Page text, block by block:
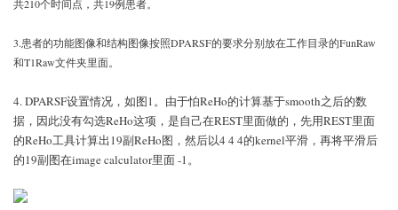
共210个时间点，共19例患者。
3.患者的功能图像和结构图像按照DPARSF的要求分别放在工作目录的FunRaw
和T1Raw文件夹里面。
4. DPARSF设置情况，如图1。由于怕ReHo的计算基于smooth之后的数
据，因此没有勾选ReHo这项，是自己在REST里面做的，先用REST里面
的ReHo工具计算出19副ReHo图，然后以4 4 4的kernel平滑，再将平滑后
的19副图在image calculator里面 -1。